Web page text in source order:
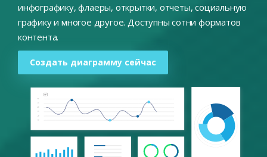
инфографику, флаеры, открытки, отчеты, социальную
графику и многое другое. Доступны сотни форматов
контента.
Создать диаграмму сейчас